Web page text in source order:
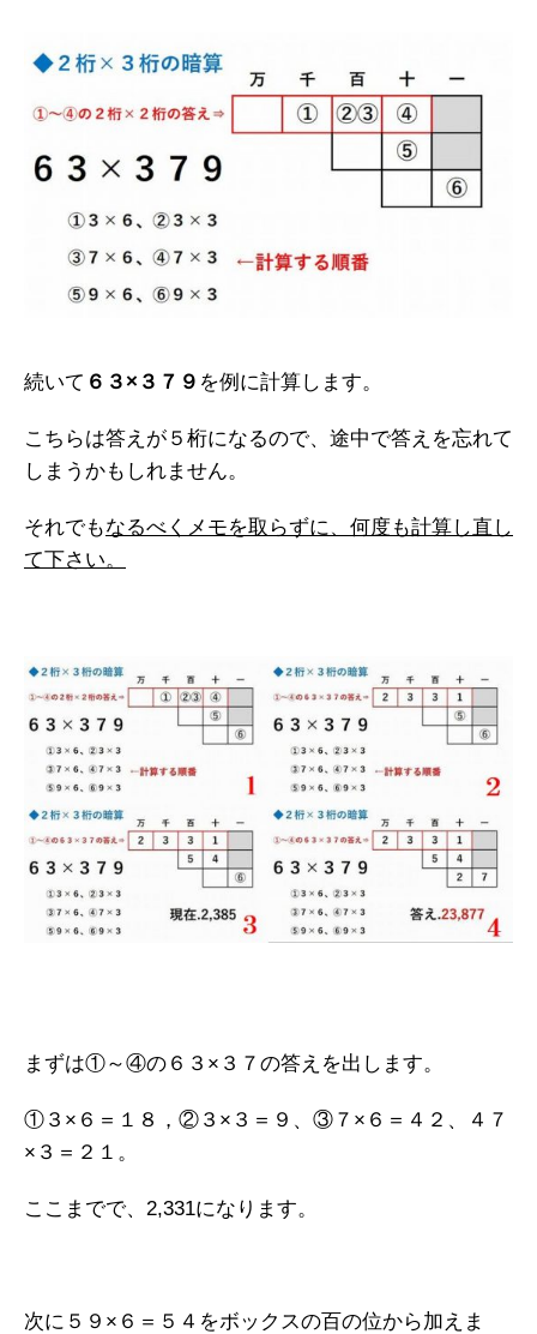
続いて ６３×３７９ を例に計算します。
こちらは答えが５桁になるので、途中で答えを忘れて
しまうかもしれません。
それでもなるべくメモを取らずに、何度も計算し直し
て下さい。
まずは①～④の６３×３７の答えを出します。
①３×６＝１８，②３×３＝９、③７×６＝４２、４７
×３＝２１。
ここまでで、2,331になります。
次に５９×６＝５４をボックスの百の位から加えま